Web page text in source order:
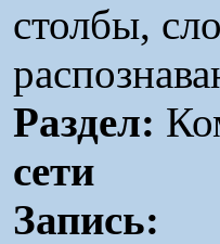
столбы,
Раздел:
сети
Запись: